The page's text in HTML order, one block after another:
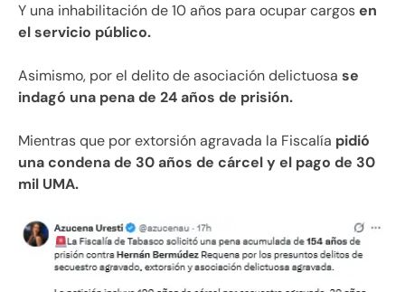
Y una inhabilitación de 10 años para ocupar cargosen
el servicio público.
Asimismo, por el delito de asociación delictuosa se
indagó una pena de 24 años de prisión.
Mientras que por extorsión agravada la Fiscalía pidió
una condena de 30 años de cárcel y el pago de 30
mil UMA.